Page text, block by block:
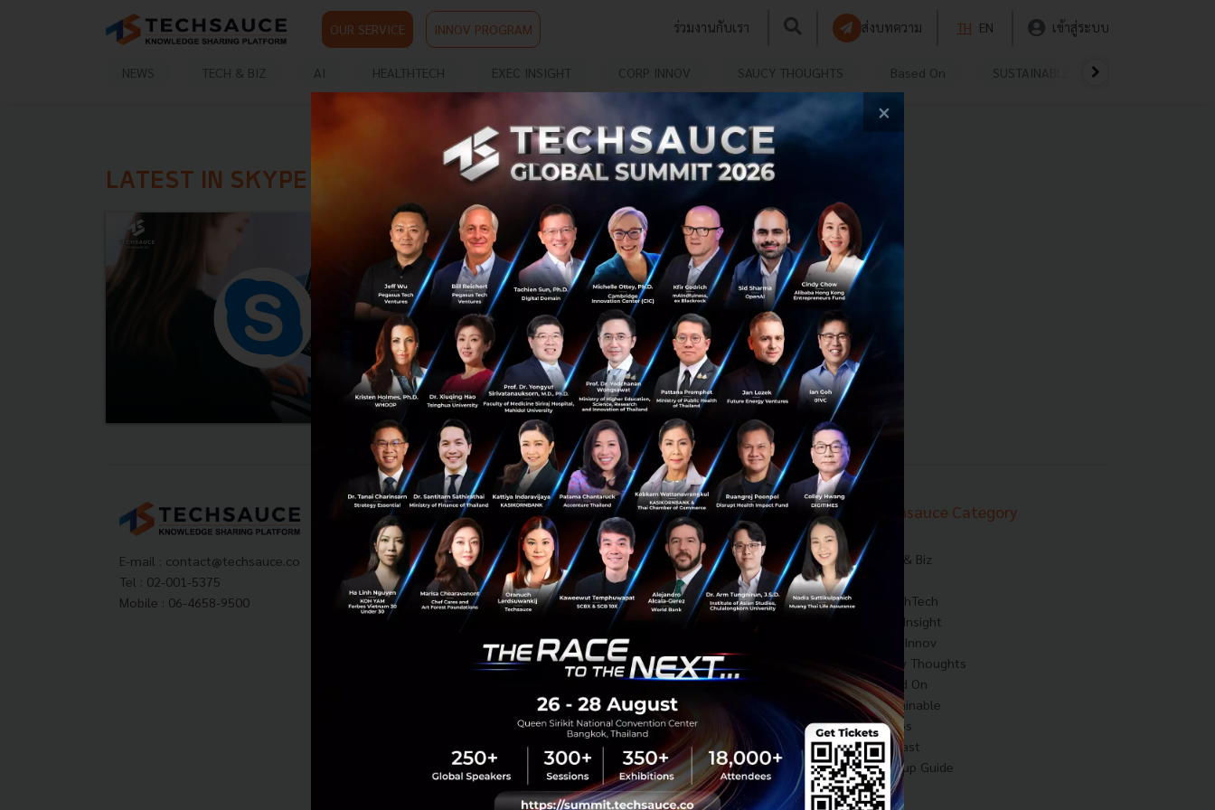
OUR SERVICE INNOV PROGRAM ร่วมงานกับเรา ส่งบทความ TH EN เข้าสู่ระบบ
NEWS TECH & BIZ AI HEALTHTECH EXEC INSIGHT CORP INNOV SAUCY THOUGHTS Based On SUSTAINABLE
LATEST IN SKYPE
เรื่องราวของ Skype จากแพลตฟอร์มยอดนิยมสู่การ
ถูกลืม ทำไมถึงเป็นเช่นนั้น ?
Skype หนึ่งในแพลตฟอร์มวิดีโอคอลยอดนิยมในยุค 2000 เปิด
ให้บริการมาตั้งแต่ปี 2003 แต่จนถึงทุกวันนี้แพลตฟอร์มวิดีโอ
คอลชื่อดังกำลังจะถูกคนทั้งโลก “ลืม”...
กรกฎาคม 17, 2023| ByVasin Sukosit
13
Tech & Biz zoom Skype microsoft
E-mail : contact@techsauce.co
Tel : 02-001-5375
Mobile : 06-4658-9500
Techsauce Media
About Techsauce
Techsauce Services
Privacy Policy
ส่งบทความ
Techsauce Global Summit
Trending Tags
Corporate Innovation
Digital Transformation
E-Commerce
Startup
Technology
Techsauce Category
News
Tech & Biz
HealthTech
Exec Insight
Corp Innov
Saucy Thoughts
Based On
Sustainable
Videos
Podcast
Startup Guide
×